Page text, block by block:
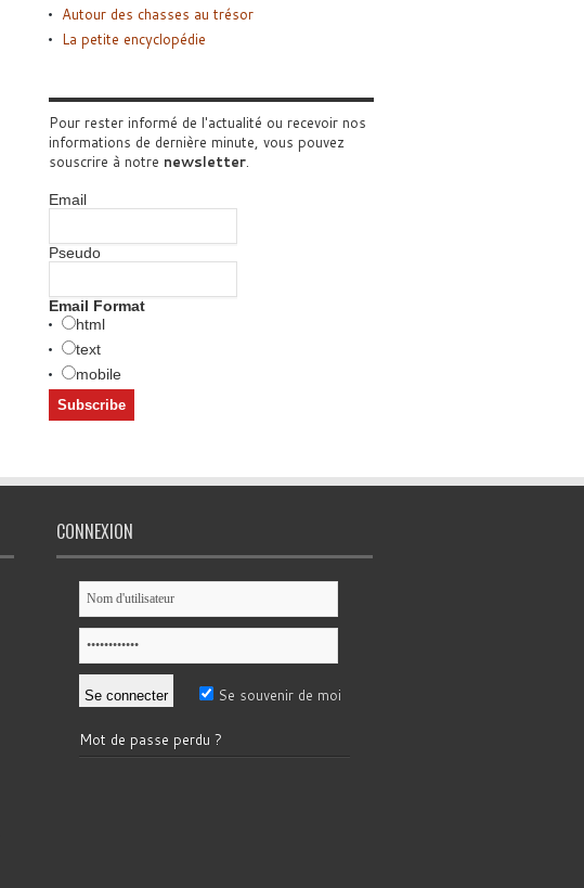
Autour des chasses au trésor
La petite encyclopédie
Pour rester informé de l'actualité ou recevoir nos
informations de dernière minute, vous pouvez
souscrire à notre newsletter.
Email
Pseudo
Email Format
html
text
mobile
CONNEXION
Se souvenir de moi
Mot de passe perdu ?